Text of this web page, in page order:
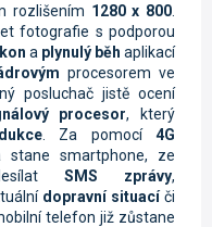
rozlišením 1280 x 800
fotografie s podporou
a plynulý běh aplikací
procesorem ve
posluchač jistě ocení
procesor, který
. Za pomocí 4G
smartphone, ze
SMS zprávy,
dopravní situacíči
telefon již zůstane